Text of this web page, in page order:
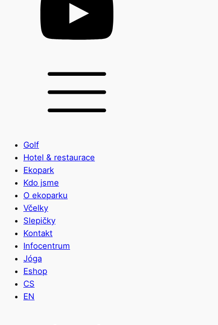
Golf
Hotel & restaurace
Ekopark
Kdo jsme
O ekoparku
Včelky
Slepičky
Kontakt
Infocentrum
Jóga
Eshop
CS
EN